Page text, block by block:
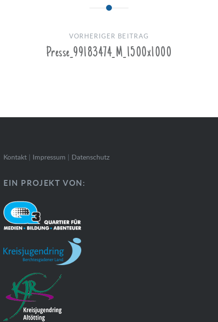
VORHERIGER BEITRAG
Presse_99183474_M_1500x1000
Kontakt | Impressum | Datenschutz
EIN PROJEKT VON: